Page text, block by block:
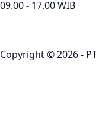
09.00 - 17.00 WIB
Copyright © 2026 -